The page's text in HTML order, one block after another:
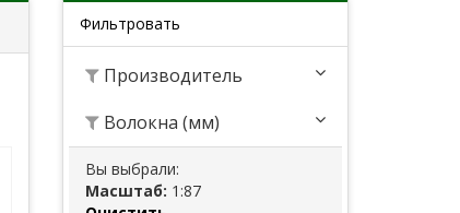
Фильтровать
Производитель
Волокна (мм)
Вы выбрали:
Масштаб: 1:87